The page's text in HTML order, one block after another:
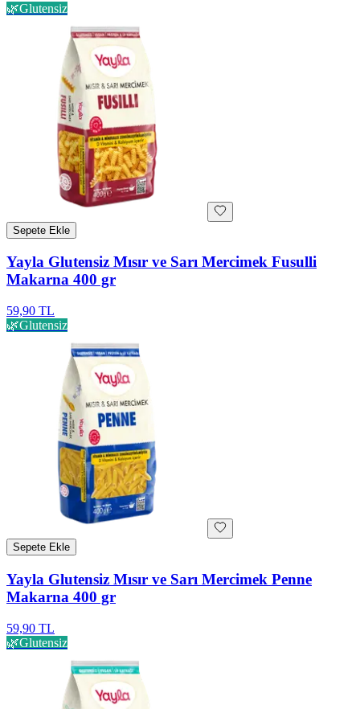
🌿Glutensiz
Sepete Ekle
Yayla Glutensiz Mısır ve Sarı Mercimek Fusulli
Makarna 400 gr
59,90 TL
🌿Glutensiz
Sepete Ekle
Yayla Glutensiz Mısır ve Sarı Mercimek Penne
Makarna 400 gr
59,90 TL
🌿Glutensiz